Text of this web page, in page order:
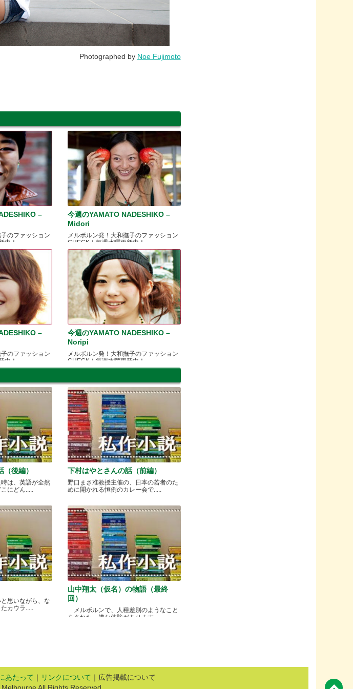
Photographed by Noe Fujimoto
–
のファッション
中！
今週のYAMATO NADESHIKO –
Midori
メルボルン発！大和撫子のファッション
CHECK！毎週水曜更新中！
–
のファッション
中！
今週のYAMATO NADESHIKO –
Noripi
メルボルン発！大和撫子のファッション
CHECK！毎週水曜更新中！
後編）
は、英語が全然
にどん.....
下村はやとさんの話（前編）
野口まさ准教授主催の、日本の若者のた
めに開かれる恒例のカレー会で.....
思いながら、な
カウラ.....
山中翔太（仮名）の物語（最終
回）
メルボルンで、人種差別のようなこと
をされた、嫌な体験があります.....
あたって ｜ リンクについて ｜広告掲載について